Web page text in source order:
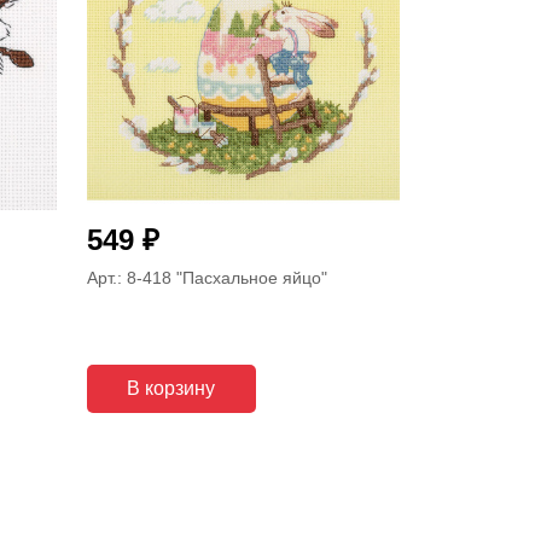
549 ₽
Арт.: 8-418 "Пасхальное яйцо"
В корзину